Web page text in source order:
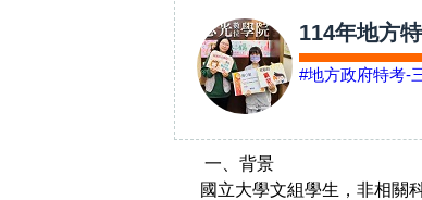
114年地方
#地方政府特考-
一、背景
國立大學文組學生，非相關